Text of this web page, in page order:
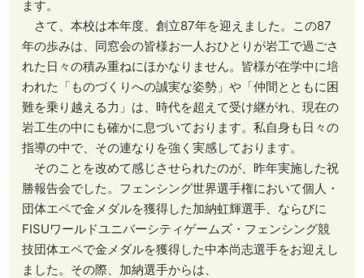
ます。
さて、本校は本年度、創立87年を迎えました。この87
年の歩みは、同窓会の皆様お一人おひとりが岩工で過ごさ
れた日々の積み重ねにほかなりません。皆様が在学中に培
われた「ものづくりへの誠実な姿勢」や「仲間とともに困
難を乗り越える力」は、時代を超えて受け継がれ、現在の
岩工生の中にも確かに息づいております。私自身も日々の
指導の中で、その連なりを強く実感しております。
そのことを改めて感じさせられたのが、昨年実施した祝
勝報告会でした。フェンシング世界選手権において個人・
団体エペで金メダルを獲得した加納虹輝選手、ならびに
FISUワールドユニバーシティゲームズ・フェンシング競
技団体エペで金メダルを獲得した中本尚志選手をお迎えし
ました。その際、加納選手からは、